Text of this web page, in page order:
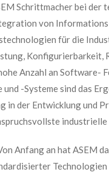
Schrittmacher bei der
von
für die
Konfigurierbarkeit,
Anzahl an Software-
-Systeme sind das
in der Entwicklung und
industrielle
Anfang an hat ASEM
Technologien